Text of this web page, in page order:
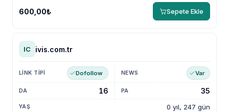
600,00₺ Sepete Ekle
IC ivis.com.tr
Dofollow Var
0 yıl, 247 gün
16 35